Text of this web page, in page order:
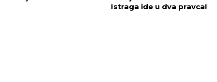
Istraga ide u dva pravca!